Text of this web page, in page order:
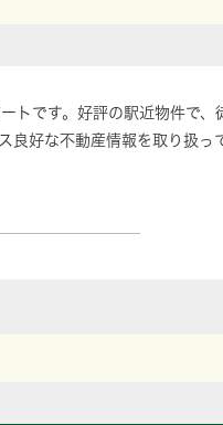
トです。好評の駅近物件で、
好な不動産情報を取り扱っ